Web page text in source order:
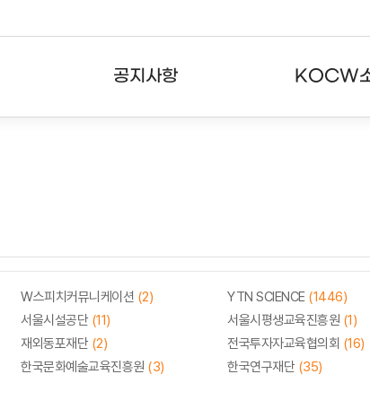
공지사항 KOCW
W스피치커뮤니케이션 (2) YTN SCIENCE (1446)
서울시설공단 (11) 서울시평생교육진흥원 (1)
재외동포재단 (2) 전국투자자교육협의회 (16)
한국문화예술교육진흥원 (3) 한국연구재단 (35)